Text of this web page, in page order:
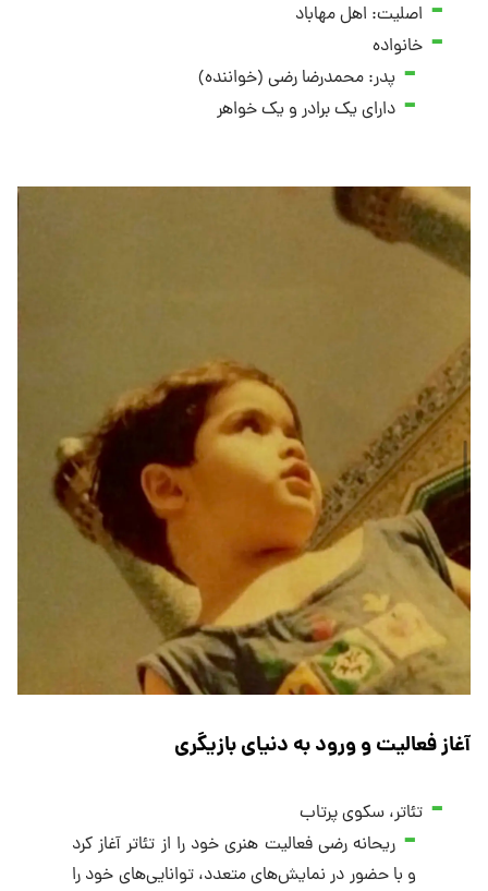
اصلیت: اهل مهاباد
خانواده
پدر: محمدرضا رضی (خواننده)
دارای یک برادر و یک خواهر
آغاز فعالیت و ورود به دنیای بازیگری
تئاتر، سکوی پرتاب
ریحانه رضی فعالیت هنری خود را از تئاتر آغاز کرد
و با حضور در نمایش‌های متعدد، توانایی‌های خود را